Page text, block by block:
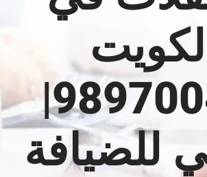
|98970040|
للضيافة